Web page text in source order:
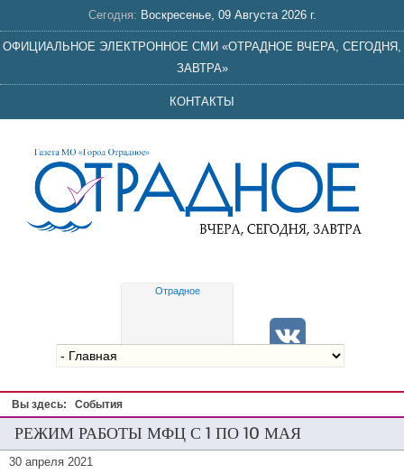
Сегодня: Воскресенье, 09 Августа 2026 г.
ОФИЦИАЛЬНОЕ ЭЛЕКТРОННОЕ СМИ «ОТРАДНОЕ ВЧЕРА, СЕГОДНЯ,
ЗАВТРА»
КОНТАКТЫ
Отрадное
Вы здесь: События
РЕЖИМ РАБОТЫ МФЦ С 1 ПО 10 МАЯ
30 апреля 2021